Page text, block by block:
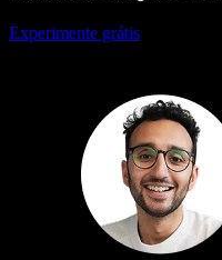
Experimente grátis